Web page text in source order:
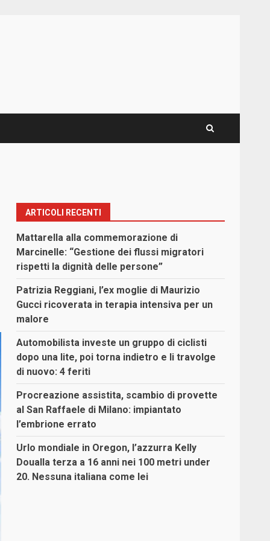
ARTICOLI RECENTI
Mattarella alla commemorazione di
Marcinelle: “Gestione dei flussi migratori
rispetti la dignità delle persone”
Patrizia Reggiani, l’ex moglie di Maurizio
Gucci ricoverata in terapia intensiva per un
malore
Automobilista investe un gruppo di ciclisti
dopo una lite, poi torna indietro e li travolge
di nuovo: 4 feriti
Procreazione assistita, scambio di provette
al San Raffaele di Milano: impiantato
l’embrione errato
Urlo mondiale in Oregon, l’azzurra Kelly
Doualla terza a 16 anni nei 100 metri under
20. Nessuna italiana come lei